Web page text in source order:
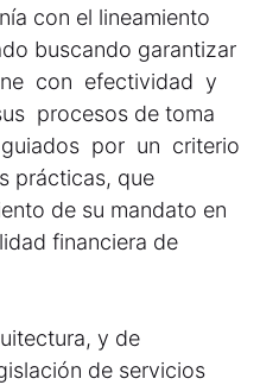
con el lineamiento
buscando garantizar
con efectividad y
procesos de toma
por un criterio
prácticas, que
de su mandato en
financiera de
y de
de servicios